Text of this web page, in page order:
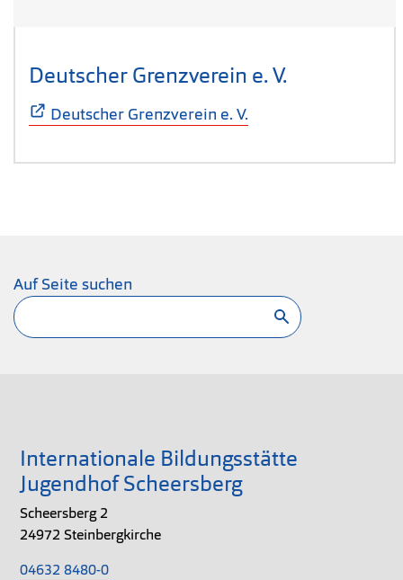
Deutscher Grenzverein e. V.
Deutscher Grenzverein e. V.
Auf Seite suchen
Suchen
Internationale Bildungsstätte
Jugendhof Scheersberg
Scheersberg 2
24972 Steinbergkirche
04632 8480-0